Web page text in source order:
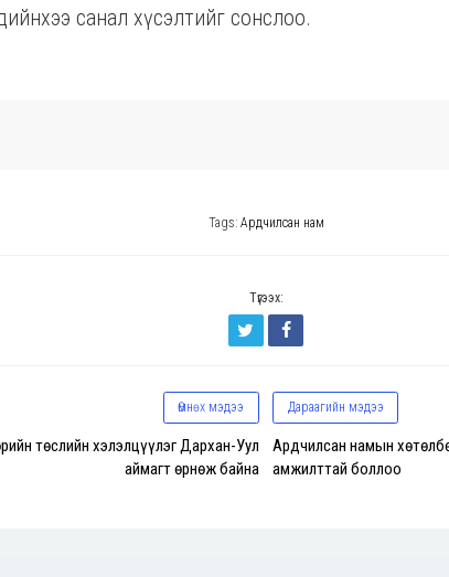
санал хүсэлтийг сонслоо.
Tags: Ардчилсан нам
Түгээх:
Өмнөх мэдээ
төслийн хэлэлцүүлэг Дархан-Уул
аймагт өрнөж байна
Дараагийн мэдээ
Ардчилсан намын
амжилттай боллоо